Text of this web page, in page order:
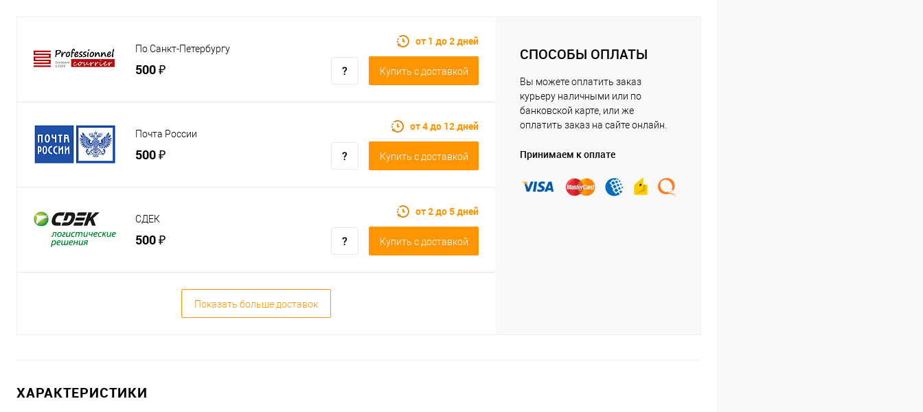
По Санкт-Петербургу
500 ₽
от 1 до 2 дней
Купить c доставкой
Почта России
500 ₽
от 4 до 12 дней
Купить c доставкой
СДЕК
500 ₽
от 2 до 5 дней
Купить c доставкой
Показать больше доставок
СПОСОБЫ ОПЛАТЫ
Вы можете оплатить заказ
курьеру наличными или по
банковской карте, или же
оплатить заказ на сайте онлайн.
Принимаем к оплате
ХАРАКТЕРИСТИКИ